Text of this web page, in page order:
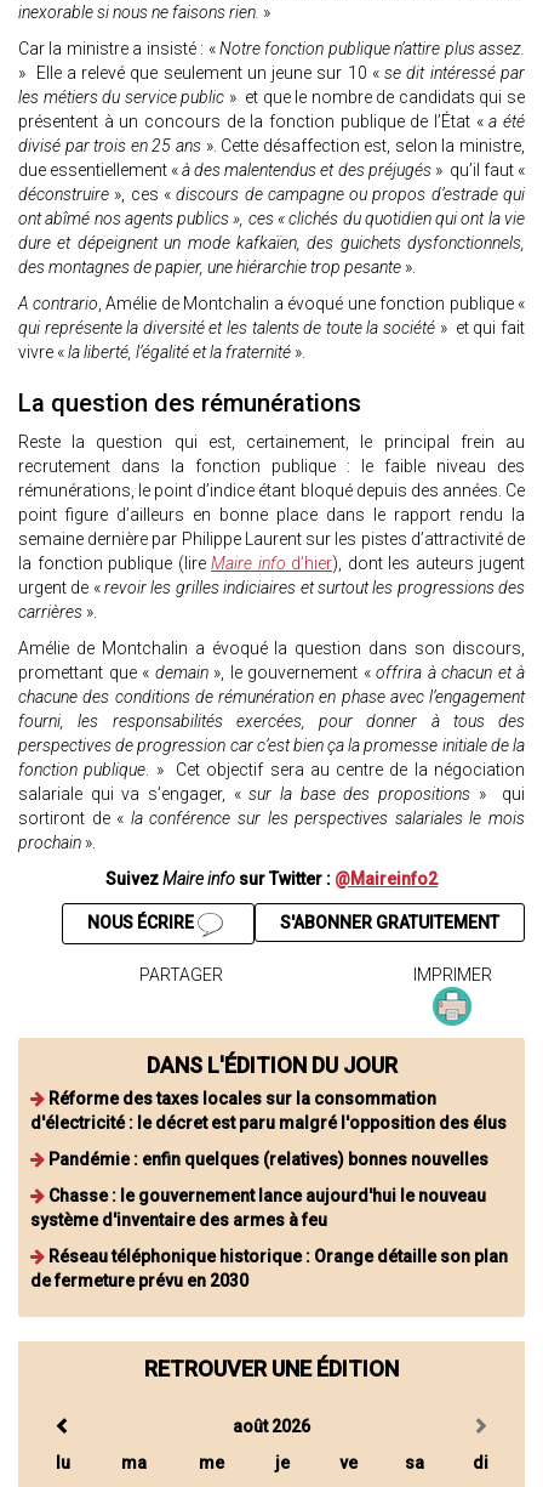
inexorable si nous ne faisons rien. »
Car la ministre a insisté : «Notre fonction publique n’attire plus assez.
» Elle a relevé que seulement un jeune sur 10 «se dit intéressé par
les métiers du service public » et que le nombre de candidats qui se
présentent à un concours de la fonction publique de l’État «a été
divisé par trois en 25 ans». Cette désaffection est, selon la ministre,
due essentiellement «à des malentendus et des préjugés» qu’il faut «
déconstruire », ces «discours de campagne ou propos d’estrade qui
ont abîmé nos agents publics », ces « clichés du quotidien qui ont la vie
dure et dépeignent un mode kafkaïen, des guichets dysfonctionnels,
des montagnes de papier, une hiérarchie trop pesante ».
A contrario, Amélie de Montchalin a évoqué une fonction publique «
qui représente la diversité et les talents de toute la société » et qui fait
vivre «la liberté, l’égalité et la fraternité ».
La question des rémunérations
Reste la question qui est, certainement, le principal frein au
recrutement dans la fonction publique : le faible niveau des
rémunérations, le point d’indice étant bloqué depuis des années. Ce
point figure d’ailleurs en bonne place dans le rapport rendu la
semaine dernière par Philippe Laurent sur les pistes d’attractivité de
la fonction publique (lire Maire info d’hier), dont les auteurs jugent
urgent de «revoir les grilles indiciaires et surtout les progressions des
carrières ».
Amélie de Montchalin a évoqué la question dans son discours,
promettant que « demain », le gouvernement « offrira à chacun et à
chacune des conditions de rémunération en phase avec l’engagement
fourni, les responsabilités exercées, pour donner à tous des
perspectives de progression car c’est bien ça la promesse initiale de la
fonction publique. » Cet objectif sera au centre de la négociation
salariale qui va s’engager, «sur la base des propositions » qui
sortiront de « la conférence sur les perspectives salariales le mois
prochain ».
SuivezMaire info sur Twitter : @Maireinfo2
S'ABONNER GRATUITEMENT
NOUS ÉCRIRE
PARTAGER IMPRIMER
DANS L'ÉDITION DU JOUR
Réforme des taxes locales sur la consommation
d'électricité : le décret est paru malgré l'opposition des élus
Pandémie : enfin quelques (relatives) bonnes nouvelles
Chasse : le gouvernement lance aujourd'hui le nouveau
système d'inventaire des armes à feu
Réseau téléphonique historique : Orange détaille son plan
de fermeture prévu en 2030
RETROUVER UNE ÉDITION
août 2026
lu
ma me je ve sa di